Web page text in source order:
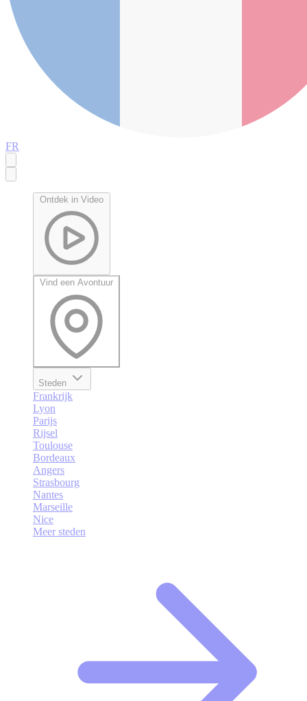
FR
Ontdek in Video
Vind een Avontuur
Steden
Frankrijk
Lyon
Parijs
Rijsel
Toulouse
Bordeaux
Angers
Strasbourg
Nantes
Marseille
Nice
Meer steden